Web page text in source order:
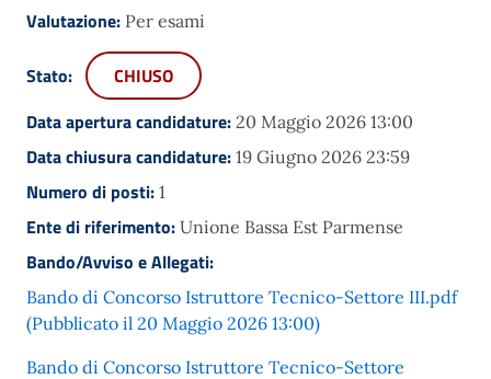
Valutazione: Per esami
Stato:
CHIUSO
Data apertura candidature: 20 Maggio 2026 13:00
Data chiusura candidature: 19 Giugno 2026 23:59
Numero di posti: 1
Ente di riferimento: Unione Bassa Est Parmense
Bando/Avviso e Allegati:
Bando di Concorso Istruttore Tecnico-Settore III.pdf
(Pubblicato il 20 Maggio 2026 13:00)
Bando di Concorso Istruttore Tecnico-Settore